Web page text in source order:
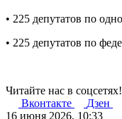
• 225 депутатов по
• 225 депутатов по
Читайте нас в соцсетях!
Вконтакте
Дзен
16 июня 2026, 10:33